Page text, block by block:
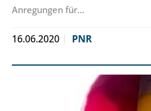
Anregungen für…
16.06.2020 PNR